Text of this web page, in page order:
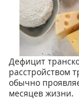
Дефицит
расстройством
обычно
месяцев жизни.